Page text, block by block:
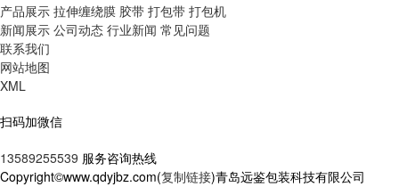
产品展示 拉伸缠绕膜 胶带 打包带 打包机
新闻展示 公司动态 行业新闻 常见问题
联系我们
网站地图
XML
扫码加微信
13589255539 服务咨询热线
Copyright©www.qdyjbz.com(复制链接)青岛远鉴包装科技有限公司